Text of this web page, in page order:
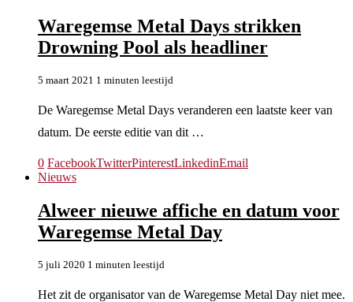
Waregemse Metal Days strikken
Drowning Pool als headliner
5 maart 2021 1 minuten leestijd
De Waregemse Metal Days veranderen een laatste keer van
datum. De eerste editie van dit …
0 FacebookTwitterPinterestLinkedinEmail
Nieuws
Alweer nieuwe affiche en datum voor
Waregemse Metal Day
5 juli 2020 1 minuten leestijd
Het zit de organisator van de Waregemse Metal Day niet mee.